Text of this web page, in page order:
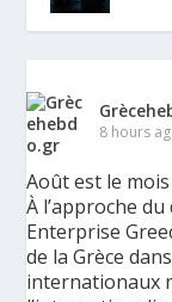
8 hours
Août est le
À l’approche
Enterprise
de la Grèce
internationaux